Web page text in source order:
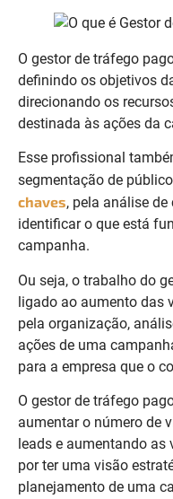
O gestor de tráfego
definindo os objetivos
direcionando os
destinada às ações da
Esse profissional
segmentação de
chaves, pela análise
identificar o que está
campanha.
Ou seja, o trabalho do
ligado ao aumento das
pela organização,
ações de uma
para a empresa que o
O gestor de tráfego
aumentar o número de
leads e aumentando
por ter uma visão
planejamento de uma